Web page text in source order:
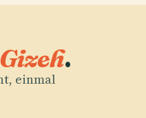
Gizeh.
einmal